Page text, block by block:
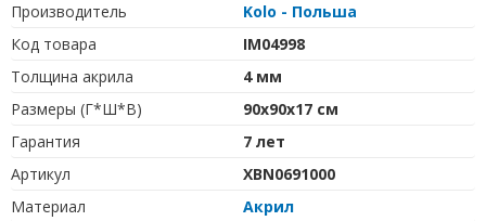
Производитель
Kolo - Польша
Код товара
IM04998
Толщина акрила
4 мм
Размеры (Г*Ш*В)
90х90х17 см
Гарантия
7 лет
Артикул
XBN0691000
Материал
Акрил